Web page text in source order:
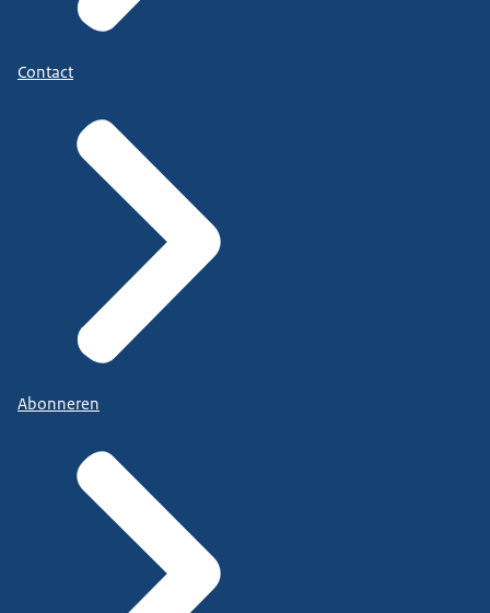
Contact
Abonneren